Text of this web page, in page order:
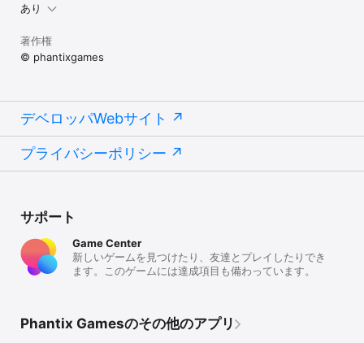
あり
著作権
© phantixgames
デベロッパWebサイト
プライバシーポリシー
サポート
Game Center
新しいゲームを見つけたり、友達とプレイしたりでき
ます。このゲームには達成項目も備わっています。
Phantix Gamesのその他のアプリ